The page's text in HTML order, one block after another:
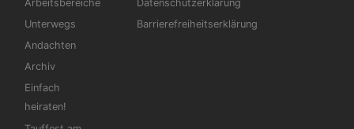
Arbeitsbereiche
Unterwegs
Andachten
Archiv
Einfach
heiraten!
Datenschutzerklärung
Barrierefreiheitserklärung